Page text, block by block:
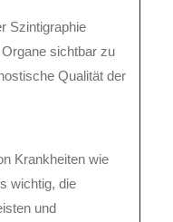
Szintigraphie
sichtbar zu
Qualität der
Krankheiten wie
wichtig, die
und